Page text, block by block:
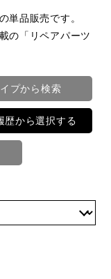
品販売です。
の「リペアパーツ
プから検索
歴から選択する